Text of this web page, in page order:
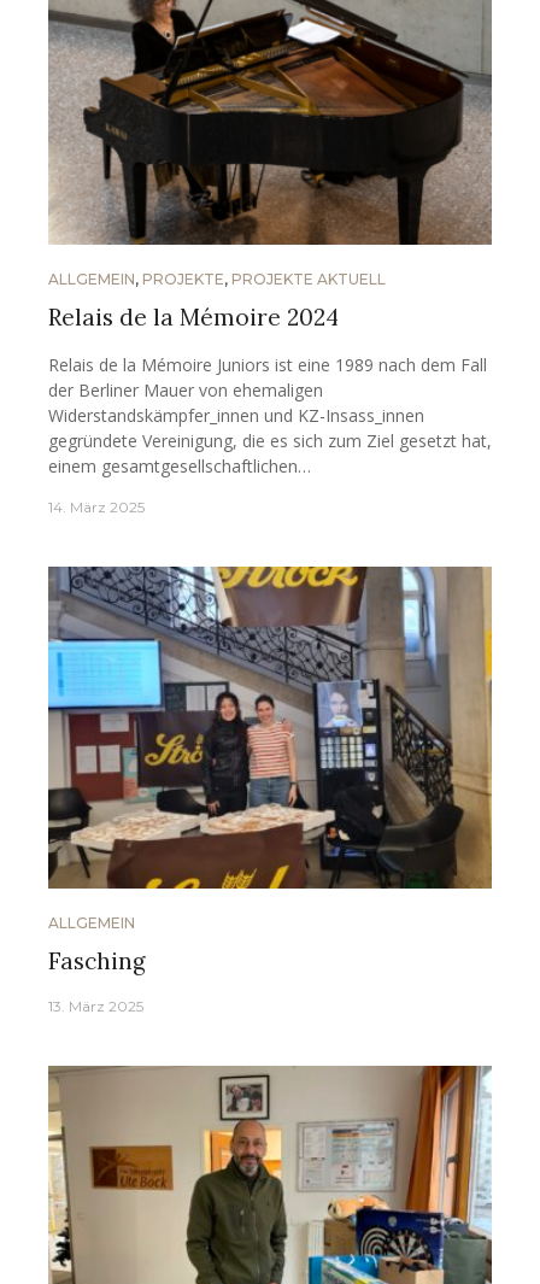
ALLGEMEIN, PROJEKTE, PROJEKTE AKTUELL
Relais de la Mémoire 2024
Relais de la Mémoire Juniors ist eine 1989 nach dem Fall
der Berliner Mauer von ehemaligen
Widerstandskämpfer_innen und KZ-Insass_innen
gegründete Vereinigung, die es sich zum Ziel gesetzt hat,
einem gesamtgesellschaftlichen…
14. März 2025
ALLGEMEIN
Fasching
13. März 2025